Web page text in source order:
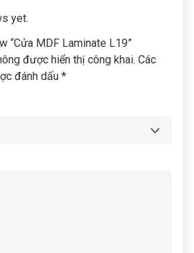
yet.
“Cửa MDF Laminate L19”
được hiển thị công khai. Các
đánh dấu *